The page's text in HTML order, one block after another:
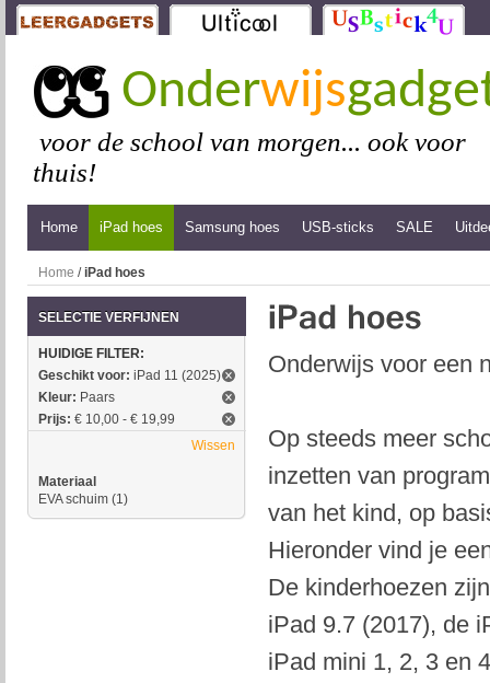
Onderwijs
voor de school van morgen... ook voor
thuis!
Home iPad hoes Samsung hoes USB-sticks SALE
Home /iPad hoes
Onderwijs voor een
Op steeds meer
inzetten van
van het kind, op
Hieronder vind je
De kinderhoezen
iPad 9.7 (2017), de
iPad mini 1, 2, 3 en
SELECTIE VERFIJNEN
HUIDIGE FILTER:
Geschikt voor: iPad 11 (2025)
Kleur: Paars
Prijs: € 10,00 - € 19,99
Wissen
Materiaal
EVA schuim (1)